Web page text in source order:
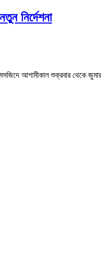
নির্দেশনা
আগামীকাল শুক্রবার থেকে